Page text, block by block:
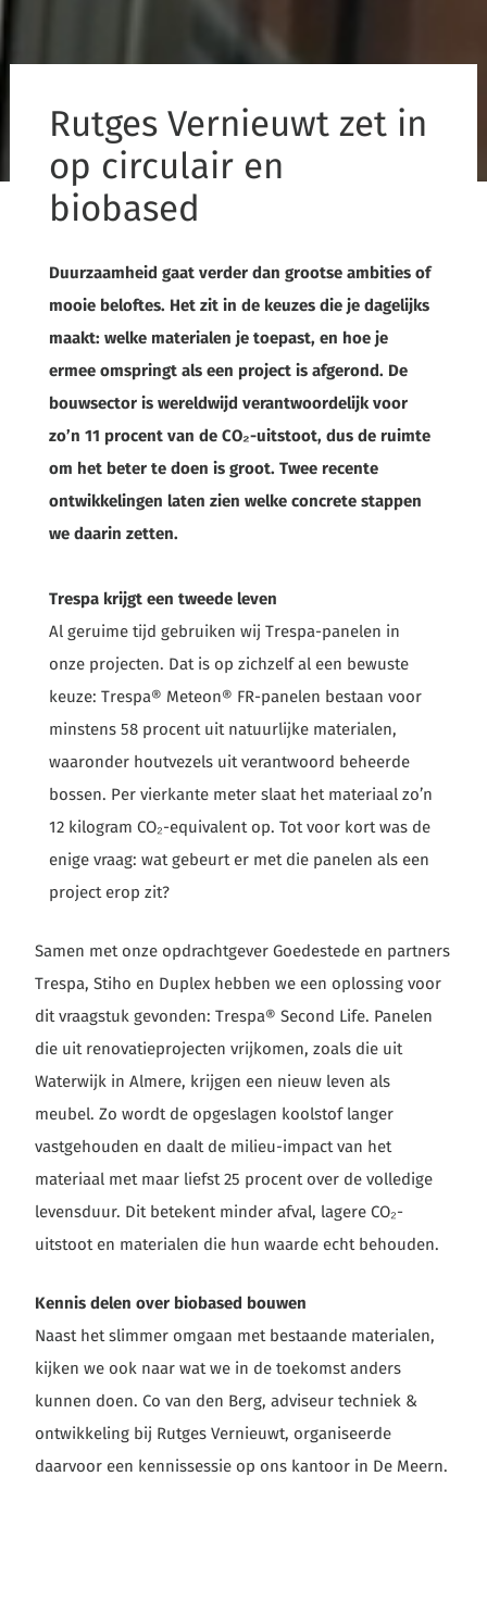
Rutges Vernieuwt zet in
op circulair en
biobased
Duurzaamheid gaat verder dan grootse ambities of
mooie beloftes. Het zit in de keuzes die je dagelijks
maakt: welke materialen je toepast, en hoe je
ermee omspringt als een project is afgerond. De
bouwsector is wereldwijd verantwoordelijk voor
zo’n 11 procent van de CO₂-uitstoot, dus de ruimte
om het beter te doen is groot. Twee recente
ontwikkelingen laten zien welke concrete stappen
we daarin zetten.
Trespa krijgt een tweede leven
Al geruime tijd gebruiken wij Trespa-panelen in
onze projecten. Dat is op zichzelf al een bewuste
keuze: Trespa® Meteon® FR-panelen bestaan voor
minstens 58 procent uit natuurlijke materialen,
waaronder houtvezels uit verantwoord beheerde
bossen. Per vierkante meter slaat het materiaal zo’n
12 kilogram CO₂-equivalent op. Tot voor kort was de
enige vraag: wat gebeurt er met die panelen als een
project erop zit?
Samen met onze opdrachtgever Goedestede en partners
Trespa, Stiho en Duplex hebben we een oplossing voor
dit vraagstuk gevonden: Trespa® Second Life. Panelen
die uit renovatieprojecten vrijkomen, zoals die uit
Waterwijk in Almere, krijgen een nieuw leven als
meubel. Zo wordt de opgeslagen koolstof langer
vastgehouden en daalt de milieu-impact van het
materiaal met maar liefst 25 procent over de volledige
levensduur. Dit betekent minder afval, lagere CO₂-
uitstoot en materialen die hun waarde echt behouden.
Kennis delen over biobased bouwen
Naast het slimmer omgaan met bestaande materialen,
kijken we ook naar wat we in de toekomst anders
kunnen doen. Co van den Berg, adviseur techniek &
ontwikkeling bij Rutges Vernieuwt, organiseerde
daarvoor een kennissessie op ons kantoor in De Meern.